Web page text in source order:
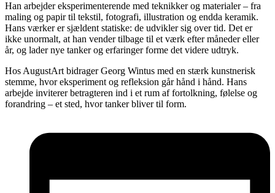
Han arbejder eksperimenterende med teknikker og materialer – fra
maling og papir til tekstil, fotografi, illustration og endda keramik.
Hans værker er sjældent statiske: de udvikler sig over tid. Det er
ikke unormalt, at han vender tilbage til et værk efter måneder eller
år, og lader nye tanker og erfaringer forme det videre udtryk.
Hos AugustArt bidrager Georg Wintus med en stærk kunstnerisk
stemme, hvor eksperiment og refleksion går hånd i hånd. Hans
arbejde inviterer betragteren ind i et rum af fortolkning, følelse og
forandring – et sted, hvor tanker bliver til form.